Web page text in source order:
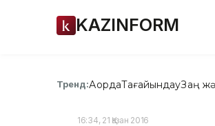
KAZINFORM
Тренд:АқордаТағайындауЗаң
16:34, 21 Қазан 2016